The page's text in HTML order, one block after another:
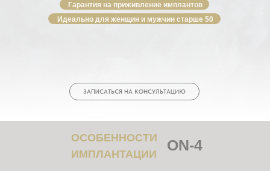
ЗАПИСАТЬСЯ НА КОНСУЛЬТАЦИЮ
Гарантия на приживление имплантов
Идеально для женщин и мужчин старше 50
ОСОБЕННОСТИ
ИМПЛАНТАЦИИ
ON-4